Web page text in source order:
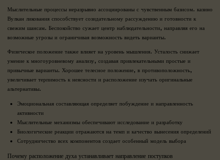
Мыслительные процессы неразрывно ассоциированы с чувственным базисом. казино
Вулкан ликования способствует созидательному рассуждению и готовности к
свежим шансам. Беспокойство сужает центр наблюдательности, направляя его на
возможные угрозы и ограничивая возможность видеть варианты.
Физическое положение также влияет на уровень мышления. Усталость снижает
умение к многоуровневому анализу, создавая привлекательными простые и
привычные варианты. Хорошее телесное положение, в противоположность,
увеличивает терпимость к неясности и расположение изучать оригинальные
альтернативы.
Эмоциональная составляющая определяет побуждение и направленность
активности
Мыслительные механизмы обеспечивают исследование и разработку
Биологические реакции отражаются на темп и качество вынесения определений
Сотрудничество всех компонентов создает особенный модель выбора
Почему расположение духа устанавливает направление поступков